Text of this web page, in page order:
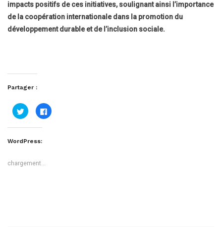
impacts positifs de ces initiatives, soulignant ainsi l’importance
de la coopération internationale dans la promotion du
développement durable et de l’inclusion sociale.
Partager :
Cliquez
pour
partager
sur
dans
une
Cliquez
pour
WordPress:
chargement…